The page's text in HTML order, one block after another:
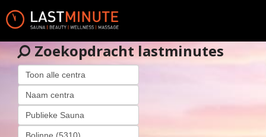
Zoekopdracht lastminutes